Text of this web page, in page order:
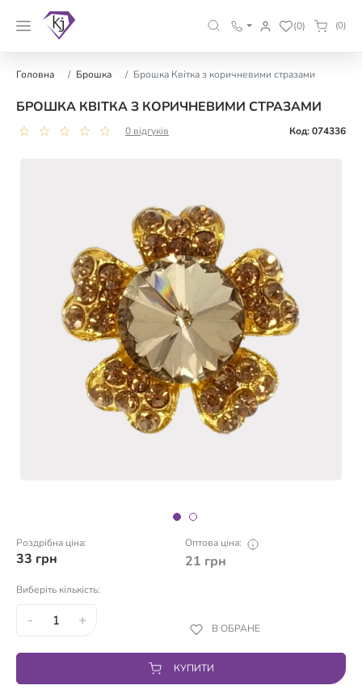
(0) (0)
Головна Брошка Брошка Квітка з коричневими стразами
БРОШКА КВІТКА З КОРИЧНЕВИМИ СТРАЗАМИ
0 відгуків Код: 074336
Роздрібна ціна:
33 грн
Оптова ціна:
21 грн
Виберіть кількість:
- + В ОБРАНЕ
КУПИТИ